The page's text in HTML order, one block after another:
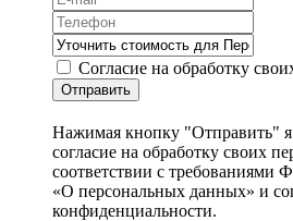
Согласие на обработку
Отправить
Нажимая кнопку "Отправить"
согласие на обработку своих
соответствии с требованиями
«О персональных данных» и
конфиденциальности.